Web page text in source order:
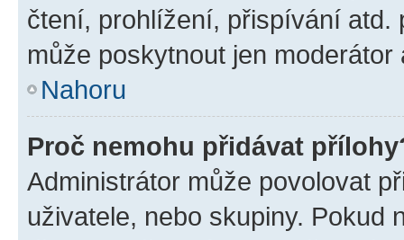
čtení, prohlížení, přispívání atd.
může poskytnout jen
Nahoru
Proč nemohu přidávat
Administrátor může povolovat
uživatele, nebo skupiny. Pokud